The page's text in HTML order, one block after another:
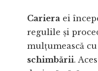
Cariera ei
regulile și
mulțumească
schimbării.